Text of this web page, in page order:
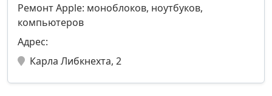
Ремонт Apple: моноблоков, ноутбуков,
компьютеров
Адрес:
Карла Либкнехта, 2